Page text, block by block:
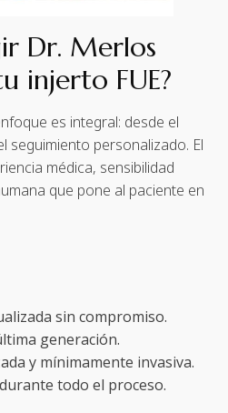
Dr. Merlos
injerto FUE?
es integral: desde el
seguimiento personalizado. El
médica, sensibilidad
que pone al paciente en
sin compromiso.
generación.
y mínimamente invasiva.
todo el proceso.